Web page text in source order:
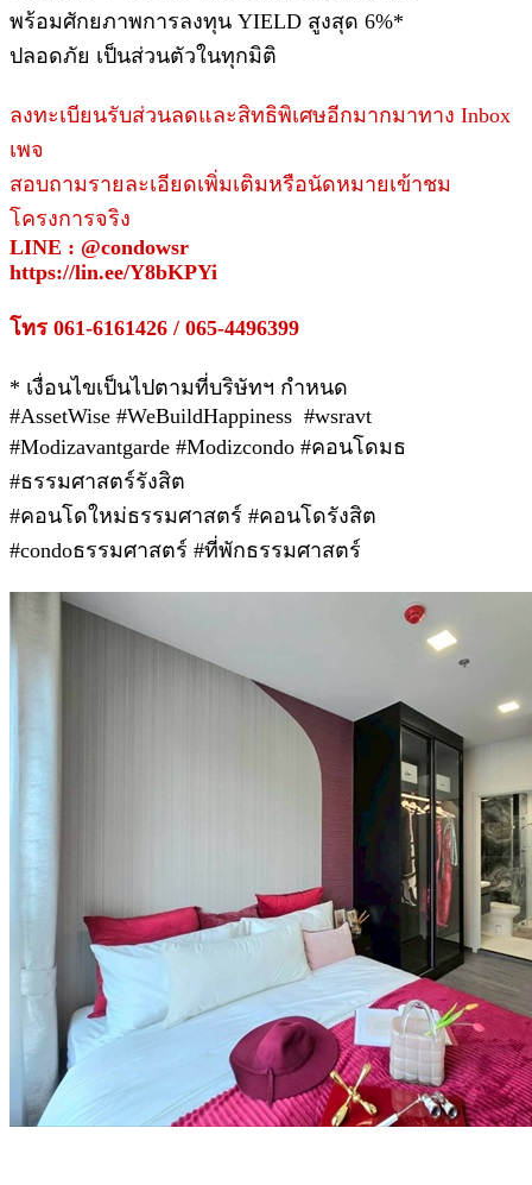
พร้อมศักยภาพการลงทุน YIELD สูงสุด 6%*
ปลอดภัย เป็นส่วนตัวในทุกมิติ
ลงทะเบียนรับส่วนลดและสิทธิพิเศษอีกมากมาทาง Inbox
เพจ
สอบถามรายละเอียดเพิ่มเติมหรือนัดหมายเข้าชม
โครงการจริง
LINE : @condowsr
https://lin.ee/Y8bKPYi
โทร 061-6161426 / 065-4496399
* เงื่อนไขเป็นไปตามที่บริษัทฯ กำหนด
#AssetWise #WeBuildHappiness #wsravt
#Modizavantgarde #Modizcondo #คอนโดมธ
#ธรรมศาสตร์รังสิต
#คอนโดใหม่ธรรมศาสตร์ #คอนโดรังสิต
#condoธรรมศาสตร์ #ที่พักธรรมศาสตร์